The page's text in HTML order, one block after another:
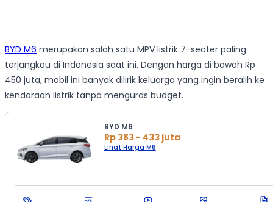
BYD M6 merupakan salah satu MPV listrik 7-seater paling
terjangkau di Indonesia saat ini. Dengan harga di bawah Rp
450 juta, mobil ini banyak dilirik keluarga yang ingin beralih ke
kendaraan listrik tanpa menguras budget.
BYD M6
Rp 383 - 433 juta
Lihat Harga M6